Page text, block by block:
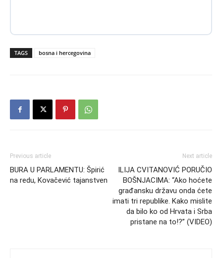
TAGS bosna i hercegovina
Previous article
BURA U PARLAMENTU: Špirić
na redu, Kovačević tajanstven
Next article
ILIJA CVITANOVIĆ PORUČIO
BOŠNJACIMA: “Ako hoćete
građansku državu onda ćete
imati tri republike. Kako mislite
da bilo ko od Hrvata i Srba
pristane na to!?” (VIDEO)